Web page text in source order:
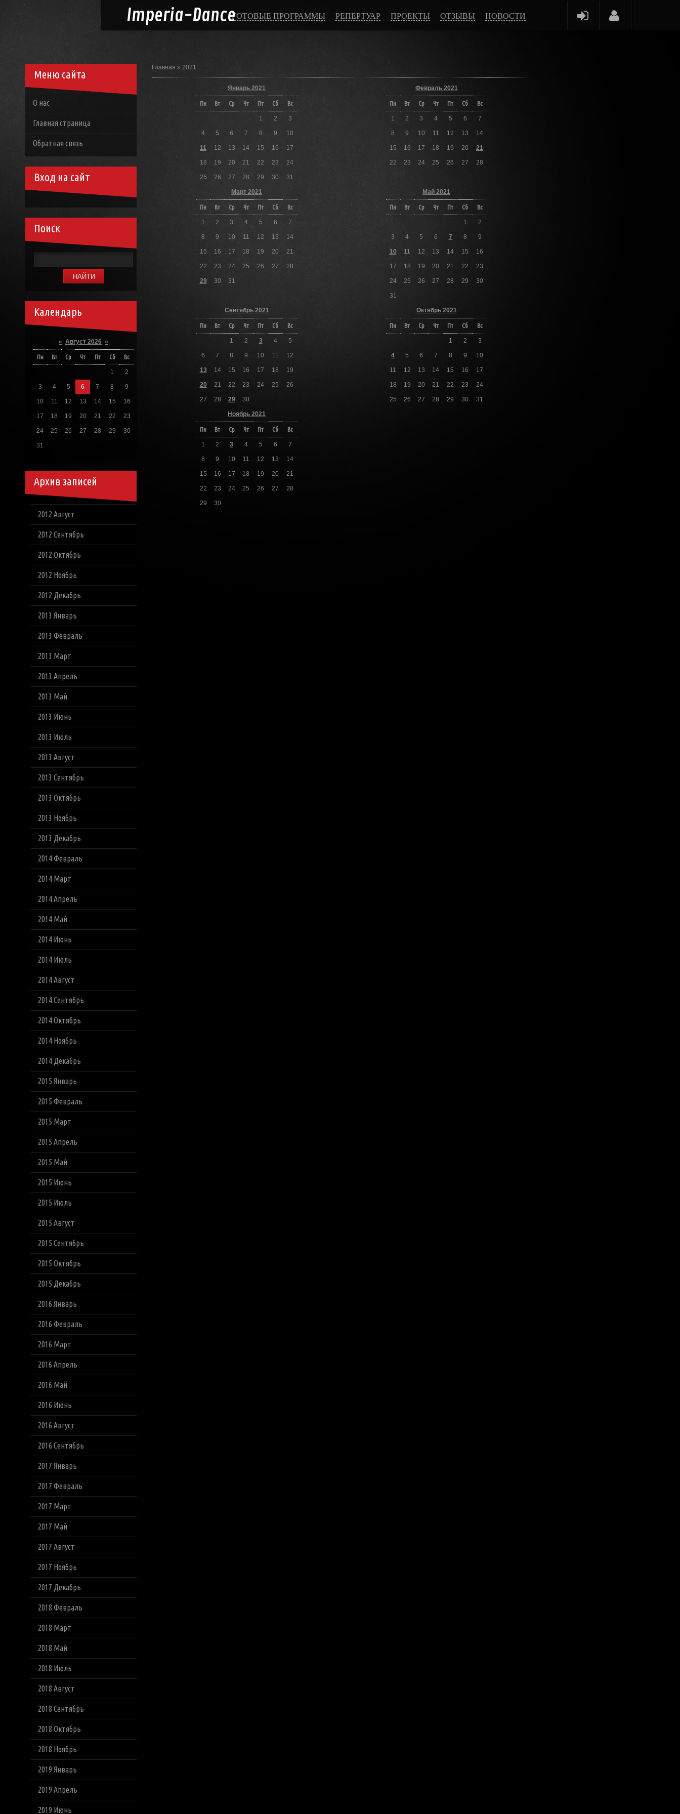
Imperia-DanceГОТОВЫЕ ПРОГРАММЫ РЕПЕРТУАР ПРОЕКТЫ ОТЗЫВЫ НОВОСТИ
Главная » 2021
Январь 2021
Пн Вт Ср Чт Пт Сб Вс
1 2 3
4 5 6 7 8 9 10
11 12 13 14 15 16 17
18 19 20 21 22 23 24
25 26 27 28 29 30 31
Февраль 2021
Пн Вт Ср Чт Пт Сб Вс
1 2 3 4 5 6 7
8 9 10 11 12 13 14
15 16 17 18 19 20 21
22 23 24 25 26 27 28
Март 2021
Пн Вт Ср Чт Пт Сб Вс
1 2 3 4 5 6 7
8 9 10 11 12 13 14
15 16 17 18 19 20 21
22 23 24 25 26 27 28
29 30 31
Май 2021
Пн Вт Ср Чт Пт Сб Вс
1 2
3 4 5 6 7 8 9
10 11 12 13 14 15 16
17 18 19 20 21 22 23
24 25 26 27 28 29 30
31
Сентябрь 2021
Пн Вт Ср Чт Пт Сб Вс
1 2 3 4 5
6 7 8 9 10 11 12
13 14 15 16 17 18 19
20 21 22 23 24 25 26
27 28 29 30
Октябрь 2021
Пн Вт Ср Чт Пт Сб Вс
1 2 3
4 5 6 7 8 9 10
11 12 13 14 15 16 17
18 19 20 21 22 23 24
25 26 27 28 29 30 31
Ноябрь 2021
Пн Вт Ср Чт Пт Сб Вс
1 2 3 4 5 6 7
8 9 10 11 12 13 14
15 16 17 18 19 20 21
22 23 24 25 26 27 28
29 30
Меню сайта
О нас
Главная страница
Обратная связь
Вход на сайт
Поиск
Календарь
« Август 2026 »
Пн Вт Ср Чт Пт Сб Вс
1 2
3 4 5 6 7 8 9
10 11 12 13 14 15 16
17 18 19 20 21 22 23
24 25 26 27 28 29 30
31
Архив записей
2012 Август
2012 Сентябрь
2012 Октябрь
2012 Ноябрь
2012 Декабрь
2013 Январь
2013 Февраль
2013 Март
2013 Апрель
2013 Май
2013 Июнь
2013 Июль
2013 Август
2013 Сентябрь
2013 Октябрь
2013 Ноябрь
2013 Декабрь
2014 Февраль
2014 Март
2014 Апрель
2014 Май
2014 Июнь
2014 Июль
2014 Август
2014 Сентябрь
2014 Октябрь
2014 Ноябрь
2014 Декабрь
2015 Январь
2015 Февраль
2015 Март
2015 Апрель
2015 Май
2015 Июнь
2015 Июль
2015 Август
2015 Сентябрь
2015 Октябрь
2015 Декабрь
2016 Январь
2016 Февраль
2016 Март
2016 Апрель
2016 Май
2016 Июнь
2016 Август
2016 Сентябрь
2017 Январь
2017 Февраль
2017 Март
2017 Май
2017 Август
2017 Ноябрь
2017 Декабрь
2018 Февраль
2018 Март
2018 Май
2018 Июль
2018 Август
2018 Сентябрь
2018 Октябрь
2018 Ноябрь
2019 Январь
2019 Апрель
2019 Июнь